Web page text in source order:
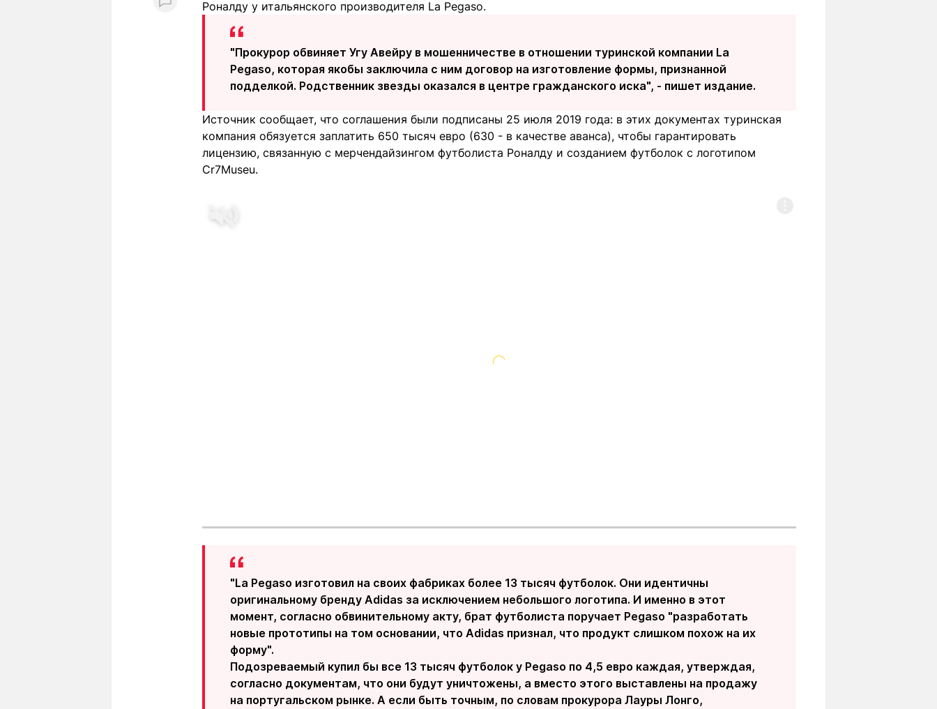
Роналду у итальянского производителя La Pegaso.
"Прокурор обвиняет Угу Авейру в мошенничестве в отношении туринской компании La
Pegaso, которая якобы заключила с ним договор на изготовление формы, признанной
подделкой. Родственник звезды оказался в центре гражданского иска", - пишет издание.
Источник сообщает, что соглашения были подписаны 25 июля 2019 года: в этих документах туринская
компания обязуется заплатить 650 тысяч евро (630 - в качестве аванса), чтобы гарантировать
лицензию, связанную с мерчендайзингом футболиста Роналду и созданием футболок с логотипом
Cr7Museu.
"La Pegaso изготовил на своих фабриках более 13 тысяч футболок. Они идентичны
оригинальному бренду Adidas за исключением небольшого логотипа. И именно в этот
момент, согласно обвинительному акту, брат футболиста поручает Pegaso "разработать
новые прототипы на том основании, что Adidas признал, что продукт слишком похож на их
форму".
Подозреваемый купил бы все 13 тысяч футболок у Pegaso по 4,5 евро каждая, утверждая,
согласно документам, что они будут уничтожены, а вместо этого выставлены на продажу
на португальском рынке. А если быть точным, по словам прокурора Лауры Лонго,